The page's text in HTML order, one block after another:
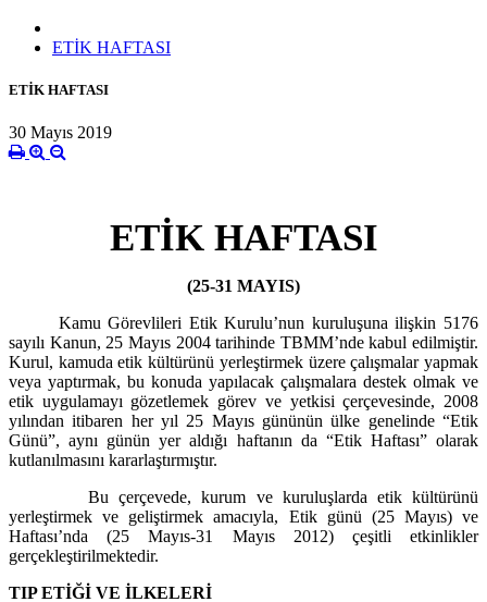
ETİK HAFTASI
ETİK HAFTASI
30 Mayıs 2019
ETİK HAFTASI
(25-31 MAYIS)
Kamu Görevlileri Etik Kurulu’nun kuruluşuna ilişkin 5176
sayılı Kanun, 25 Mayıs 2004 tarihinde TBMM’nde kabul edilmiştir.
Kurul, kamuda etik kültürünü yerleştirmek üzere çalışmalar yapmak
veya yaptırmak, bu konuda yapılacak çalışmalara destek olmak ve
etik uygulamayı gözetlemek görev ve yetkisi çerçevesinde, 2008
yılından itibaren her yıl 25 Mayıs gününün ülke genelinde “Etik
Günü”, aynı günün yer aldığı haftanın da “Etik Haftası” olarak
kutlanılmasını kararlaştırmıştır.
Bu çerçevede, kurum ve kuruluşlarda etik kültürünü
yerleştirmek ve geliştirmek amacıyla, Etik günü (25 Mayıs) ve
Haftası’nda (25 Mayıs-31 Mayıs 2012) çeşitli etkinlikler
gerçekleştirilmektedir.
TIP ETİĞİ VE İLKELERİ